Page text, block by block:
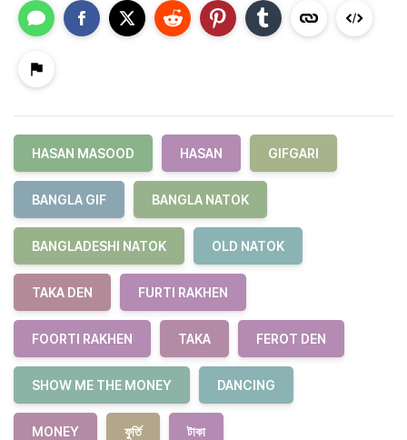
HASAN MASOOD HASAN GIFGARI
BANGLA GIF BANGLA NATOK
BANGLADESHI NATOK OLD NATOK
TAKA DEN FURTI RAKHEN
FOORTI RAKHEN TAKA FEROT DEN
SHOW ME THE MONEY DANCING
MONEY ফুর্তি টাকা